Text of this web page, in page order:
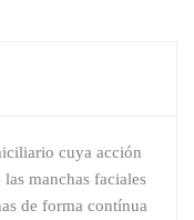
cuya acción
manchas faciales
de forma contínua